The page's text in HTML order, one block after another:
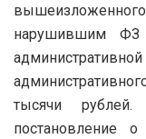
нарушившим
тысячи
постановление